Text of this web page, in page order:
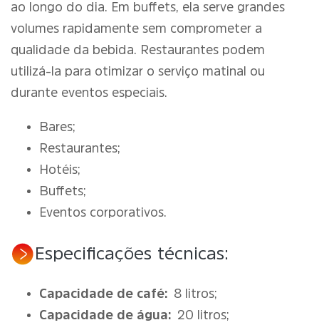
ao longo do dia. Em buffets, ela serve grandes
volumes rapidamente sem comprometer a
qualidade da bebida. Restaurantes podem
utilizá-la para otimizar o serviço matinal ou
durante eventos especiais.
Bares;
Restaurantes;
Hotéis;
Buffets;
Eventos corporativos.
Especificações técnicas:
Capacidade de café: 8 litros;
Capacidade de água: 20 litros;